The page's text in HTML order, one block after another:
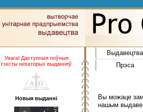
Увага! Даступныя поўныя
тэксты некаторых выданняў.
Новыя выданні
Выдавецтва
Прэса
Вы можаце
нашым